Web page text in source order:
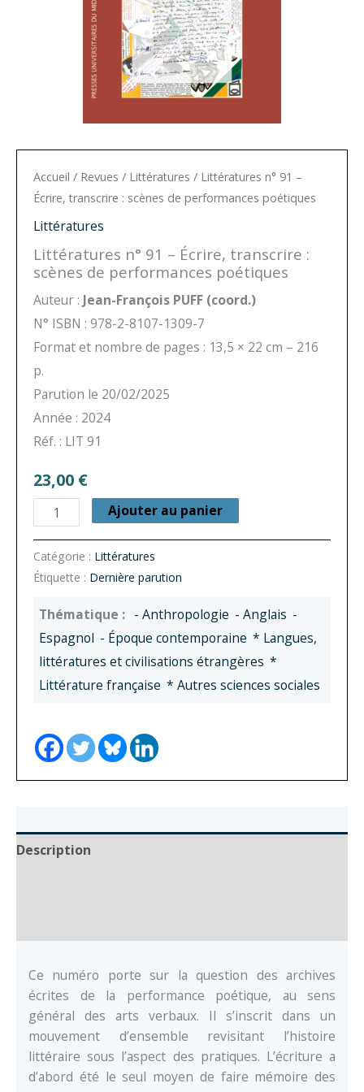
Accueil / Revues / Littératures / Littératures n° 91 –
Écrire, transcrire : scènes de performances poétiques
Littératures
Littératures n° 91 – Écrire, transcrire :
scènes de performances poétiques
Auteur : Jean-François PUFF (coord.)
N° ISBN : 978-2-8107-1309-7
Format et nombre de pages : 13,5 × 22 cm – 216
p.
Parution le 20/02/2025
Année : 2024
Réf. : LIT 91
23,00 €
quantité
de
Littératures
n°
Écrire,
de
performances
Ajouter au panier
Catégorie : Littératures
Étiquette : Dernière parution
- Anthropologie - Anglais -
Espagnol - Époque contemporaine * Langues,
littératures et civilisations étrangères *
Littérature française * Autres sciences sociales
Description
Ce numéro porte sur la question des archives
écrites de la performance poétique, au sens
général des arts verbaux. Il s’inscrit dans un
mouvement d’ensemble revisitant l’histoire
littéraire sous l’aspect des pratiques. L’écriture a
d’abord été le seul moyen de faire mémoire des